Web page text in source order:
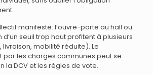
manifeste: l’ouvre-porte au hall ou
seuil trop haut profitent à plusieurs
livraison, mobilité réduite). Le
par les charges communes peut se
la DCV et les règles de vote.